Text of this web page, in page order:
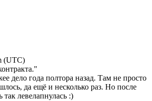
(UTC)
дело года полтора назад. Там не просто
да ещё и несколько раз. Но после
так левелапнулась :)